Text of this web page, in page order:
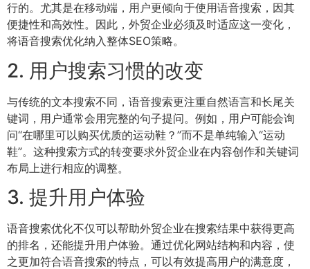
行的。尤其是在移动端，用户更倾向于使用语音搜索，因其
便捷性和高效性。因此，外贸企业必须及时适应这一变化，
将语音搜索优化纳入整体SEO策略。
2. 用户搜索习惯的改变
与传统的文本搜索不同，语音搜索更注重自然语言和长尾关
键词，用户通常会用完整的句子提问。例如，用户可能会询
问“在哪里可以购买优质的运动鞋？”而不是单纯输入“运动
鞋”。这种搜索方式的转变要求外贸企业在内容创作和关键词
布局上进行相应的调整。
3. 提升用户体验
语音搜索优化不仅可以帮助外贸企业在搜索结果中获得更高
的排名，还能提升用户体验。通过优化网站结构和内容，使
之更加符合语音搜索的特点，可以有效提高用户的满意度，